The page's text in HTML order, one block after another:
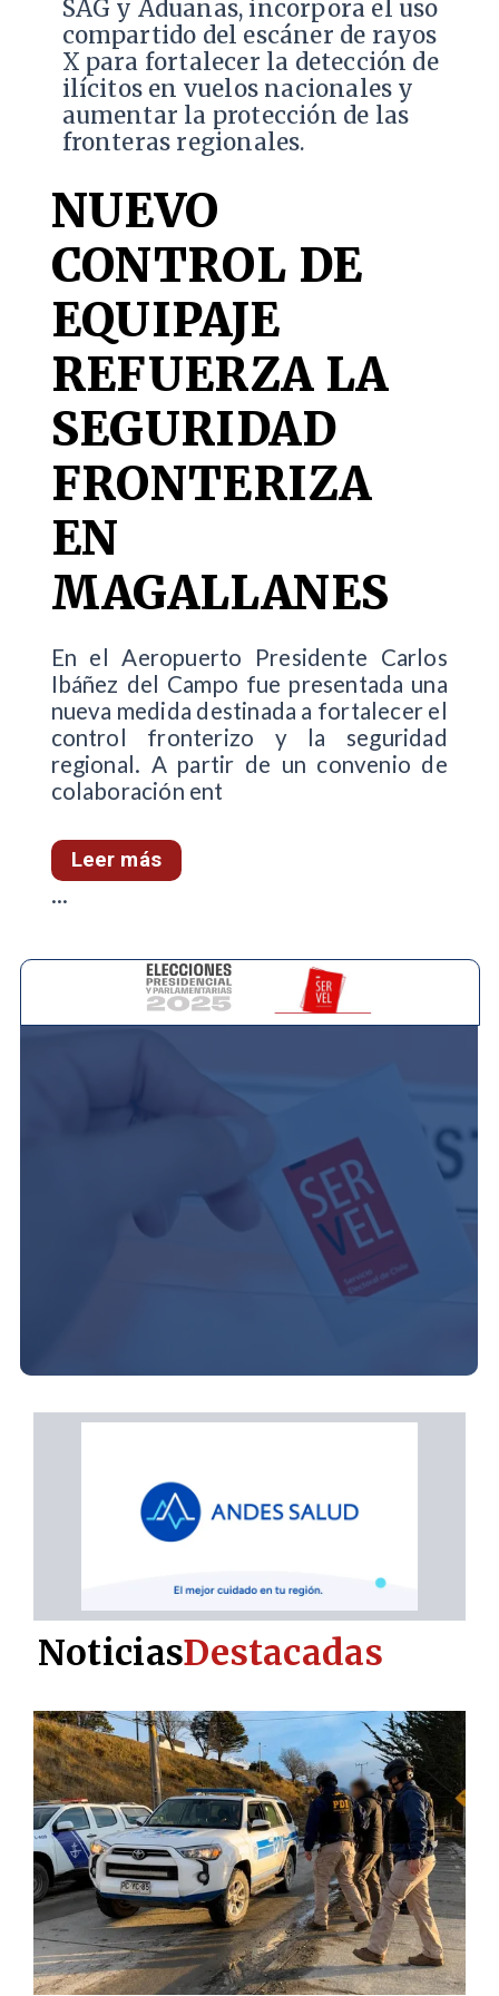
SAG y Aduanas, incorpora el uso
compartido del escáner de rayos
X para fortalecer la detección de
ilícitos en vuelos nacionales y
aumentar la protección de las
fronteras regionales.
NUEVO
CONTROL DE
EQUIPAJE
REFUERZA LA
SEGURIDAD
FRONTERIZA
EN
MAGALLANES
En el Aeropuerto Presidente Carlos
Ibáñez del Campo fue presentada una
nueva medida destinada a fortalecer el
control fronterizo y la seguridad
regional. A partir de un convenio de
colaboración ent
Leer más
...
NoticiasDestacadas